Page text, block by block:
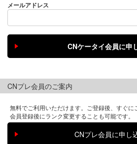
メールアドレス
CNプレ会員のご案内
無料でご利用いただけます。ご登録後、すぐに
会員登録後にランク変更することも可能です。